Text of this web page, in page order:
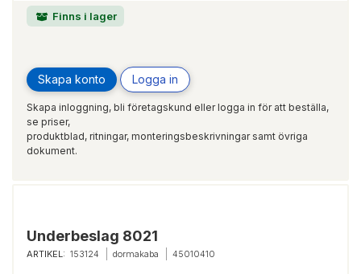
Finns i lager
Skapa konto Logga in
Skapa inloggning, bli företagskund eller logga in för att beställa,
se priser,
produktblad, ritningar, monteringsbeskrivningar samt övriga
dokument.
Underbeslag 8021
ARTIKEL: 153124 dormakaba 45010410